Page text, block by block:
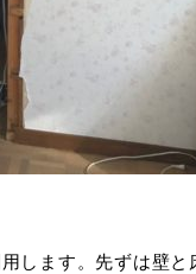
します。先ずは壁と